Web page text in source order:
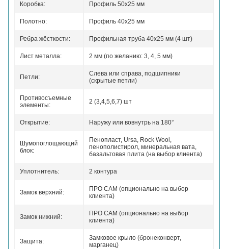
Коробка: Профиль 50x25 мм
Полотно: Профиль 40x25 мм
Ребра жёсткости: Профильная труба 40х25 мм (4 шт)
Лист металла: 2 мм (по желанию: 3, 4, 5 мм)
Петли:
Слева или справа, подшипники
(скрытые петли)
Противосъемные
элементы:
2 (3,4,5,6,7) шт
Открытие: Наружу или вовнутрь на 180°
Шумопоглощающий
блок:
Пенопласт, Ursa, Rock Wool,
пенополистирол, минеральная вата,
базальтовая плита (на выбор клиента)
Уплотнитель: 2 контура
Замок верхний:
ПРО САМ (опционально на выбор
клиента)
Замок нижний:
ПРО САМ (опционально на выбор
клиента)
Защита:
Замковое крыло (бронеконверт,
марганец)